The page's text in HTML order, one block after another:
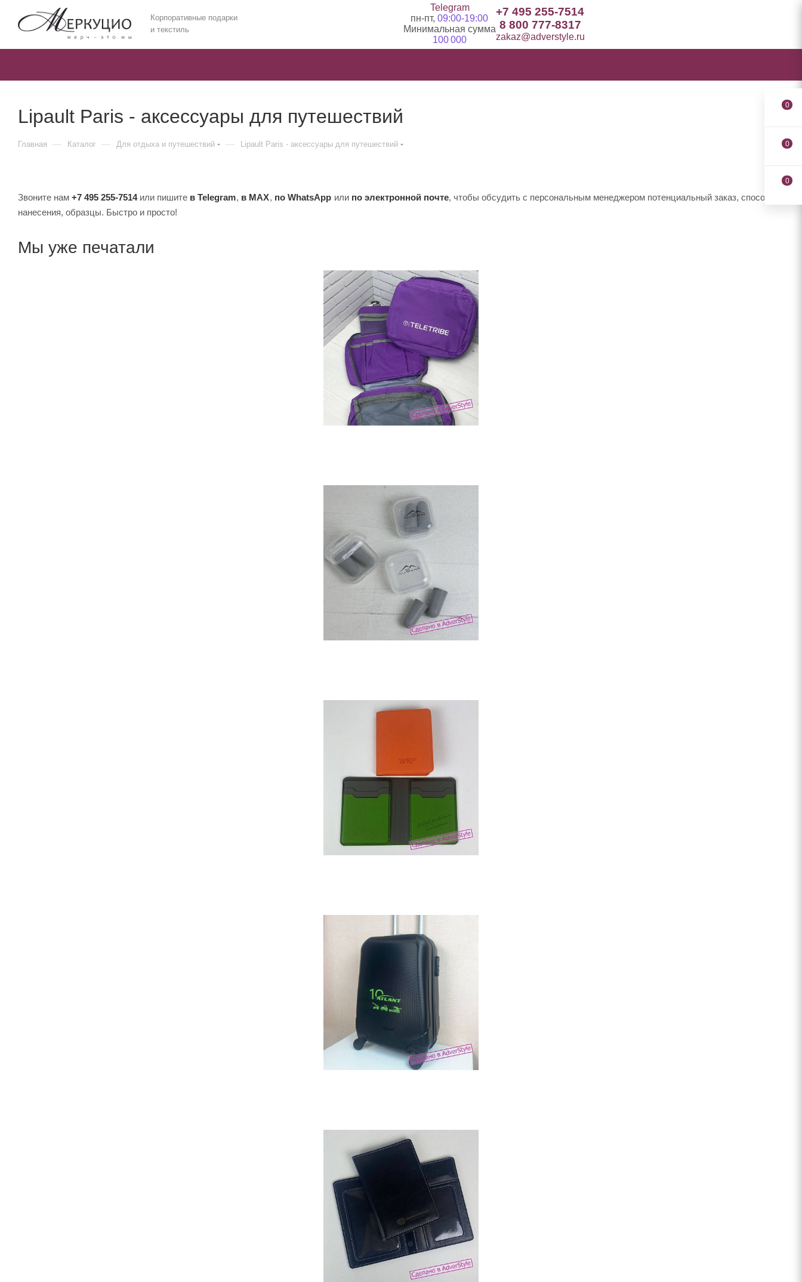
Корпоративные подарки
и текстиль
Telegram
пн-пт, 09:00-19:00
Минимальная сумма
100 000
+7 495 255-7514
8 800 777-8317
zakaz@adverstyle.ru
Lipault Paris - аксессуары для путешествий
Главная — Каталог — Для отдыха и путешествий — Lipault Paris - аксессуары для путешествий
Звоните нам +7 495 255-7514или пишите в Telegram, в MAX, по WhatsApp или по электронной почте, чтобы обсудить с персональным менеджером потенциальный заказ, способы
нанесения, образцы. Быстро и просто!
Мы уже печатали
0
0
0